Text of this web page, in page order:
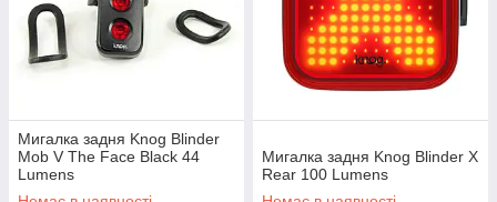
Мигалка задня Knog Blinder
Mob V The Face Black 44
Lumens
Мигалка задня Knog Blinder X
Rear 100 Lumens